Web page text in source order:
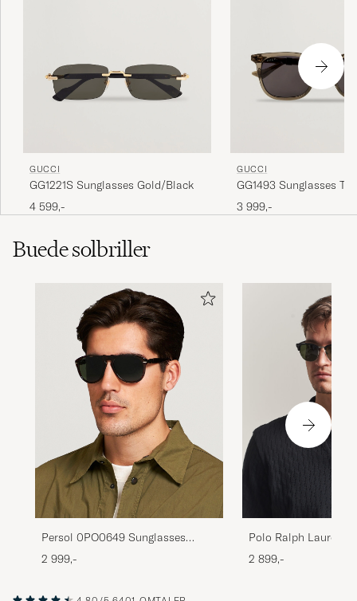
GUCCI
GG1221S Sunglasses Gold/Black
4 599,-
GUCCI
GG1493 Sunglasses
3 999,-
Buede solbriller
Persol 0PO0649 Sunglasses
Havana/Crystal Green
2 999,-
Polo Ralph Lauren
Sunglasses Black
2 899,-